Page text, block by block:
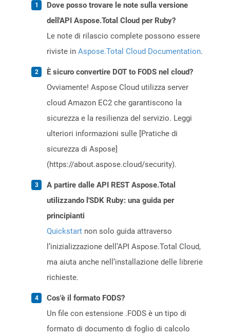
Dove posso trovare le note sulla versione
dell'API Aspose.Total Cloud per Ruby?
Le note di rilascio complete possono essere
riviste in Aspose.Total Cloud Documentation.
È sicuro convertire DOT to FODS nel cloud?
Ovviamente! Aspose Cloud utilizza server
cloud Amazon EC2 che garantiscono la
sicurezza e la resilienza del servizio. Leggi
ulteriori informazioni sulle [Pratiche di
sicurezza di Aspose]
(https://about.aspose.cloud/security).
A partire dalle API REST Aspose.Total
utilizzando l'SDK Ruby: una guida per
principianti
Quickstart non solo guida attraverso
l’inizializzazione dell’API Aspose.Total Cloud,
ma aiuta anche nell’installazione delle librerie
richieste.
Cos'è il formato FODS?
Un file con estensione .FODS è un tipo di
formato di documento di foglio di calcolo